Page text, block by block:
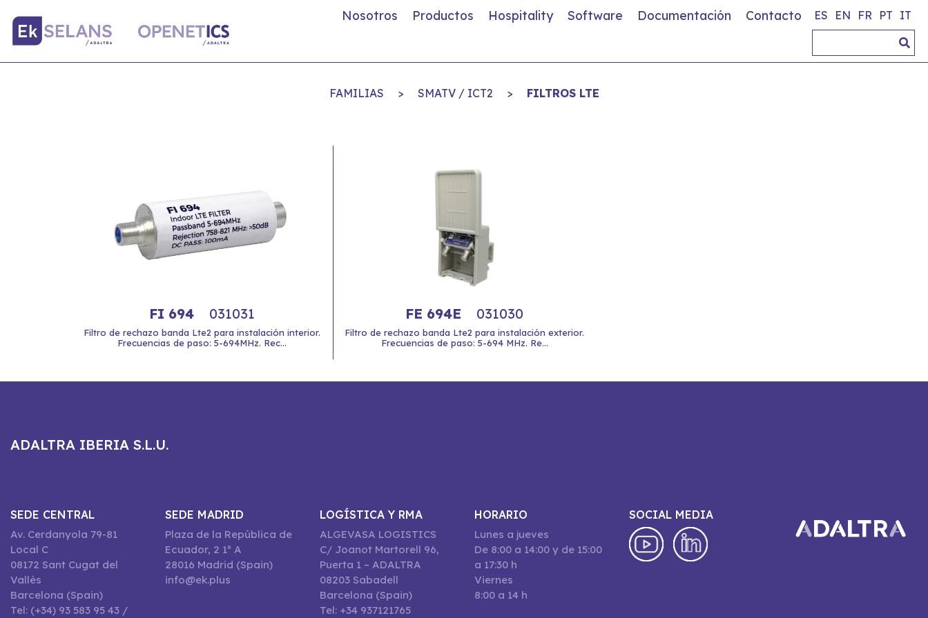
Nosotros Productos Hospitality Software Documentación Contacto ES EN FR PT IT
FAMILIAS > SMATV / ICT2 > FILTROS LTE
FI 694 031031
Filtro de rechazo banda Lte2 para instalación interior.
Frecuencias de paso: 5-694MHz. Rec...
FE 694E 031030
Filtro de rechazo banda Lte2 para instalación exterior.
Frecuencias de paso: 5-694 MHz. Re...
ADALTRA IBERIA S.L.U.
SEDE CENTRAL
Av. Cerdanyola 79-81
Local C
08172 Sant Cugat del
Vallès
Barcelona (Spain)
Tel: (+34) 93 583 95 43 /
SEDE MADRID
Plaza de la República de
Ecuador, 2 1º A
28016 Madrid (Spain)
info@ek.plus
LOGÍSTICA Y RMA
ALGEVASA LOGISTICS
C/ Joanot Martorell 96,
Puerta 1 – ADALTRA
08203 Sabadell
Barcelona (Spain)
Tel: +34 937121765
HORARIO
Lunes a jueves
De 8:00 a 14:00 y de 15:00
a 17:30 h
Viernes
8:00 a 14 h
SOCIAL MEDIA